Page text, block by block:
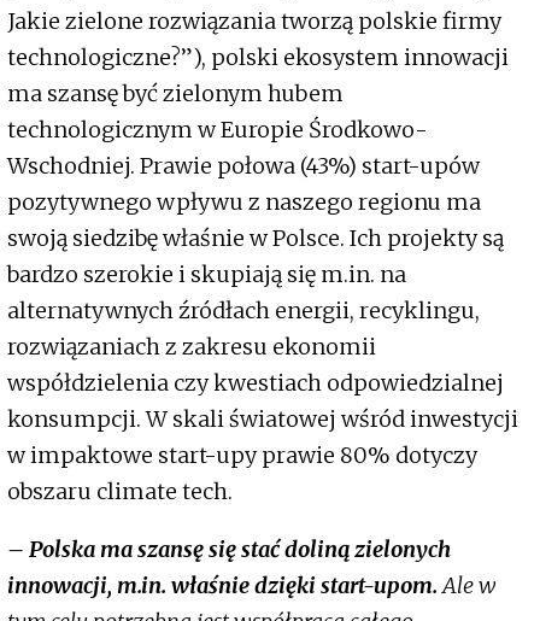
Jakie zielone rozwiązania tworzą polskie firmy
technologiczne?”), polski ekosystem innowacji
ma szansę być zielonym hubem
technologicznym w Europie Środkowo-
Wschodniej. Prawie połowa (43%) start-upów
pozytywnego wpływu z naszego regionu ma
swoją siedzibę właśnie w Polsce. Ich projekty są
bardzo szerokie i skupiają się m.in. na
alternatywnych źródłach energii, recyklingu,
rozwiązaniach z zakresu ekonomii
współdzielenia czy kwestiach odpowiedzialnej
konsumpcji. W skali światowej wśród inwestycji
w impaktowe start-upy prawie 80% dotyczy
obszaru climate tech.
– Polska ma szansę się stać doliną zielonych
innowacji, m.in. właśnie dzięki start-upom. Ale w